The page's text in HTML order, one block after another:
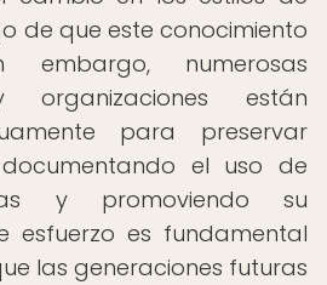
de que este conocimiento
numerosas
organizaciones están
para preservar
el uso de
y promoviendo su
esfuerzo es fundamental
las generaciones futuras